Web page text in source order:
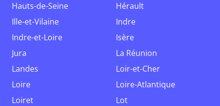
Hauts-de-Seine
Hérault
Ille-et-Vilaine
Indre
Indre-et-Loire
Isère
Jura
La Réunion
Landes
Loir-et-Cher
Loire
Loire-Atlantique
Loiret
Lot